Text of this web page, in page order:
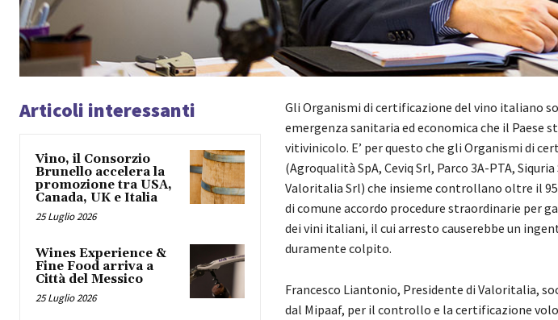
Articoli interessanti
Vino, il Consorzio
Brunello accelera la
promozione tra USA,
Canada, UK e Italia
25 Luglio 2026
Wines Experience &
Fine Food arriva a
Città del Messico
25 Luglio 2026
Gli Organismi di certificazione del vino italiano
emergenza sanitaria ed economica che il Paese
vitivinicolo. E’ per questo che gli Organismi di
(Agroqualità SpA, Ceviq Srl, Parco 3A-PTA,
Valoritalia Srl) che insieme controllano oltre il
di comune accordo procedure straordinarie per
dei vini italiani, il cui arresto causerebbe un
duramente colpito.
Francesco Liantonio, Presidente di Valoritalia,
dal Mipaaf, per il controllo e la certificazione